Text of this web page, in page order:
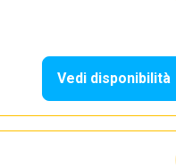
Vedi disponibilità